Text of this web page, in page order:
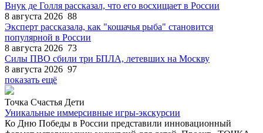
Внук де Голля рассказал, что его восхищает в России
8 августа 2026 88
Эксперт рассказала, как "кошачья рыба" становится
популярной в России
8 августа 2026 73
Силы ПВО сбили три БПЛА, летевших на Москву
8 августа 2026 97
показать ещё
Точка Счастья Дети
Уникальные иммерсивные игры-экскурсии
Ко Дню Победы в России представили инновационный